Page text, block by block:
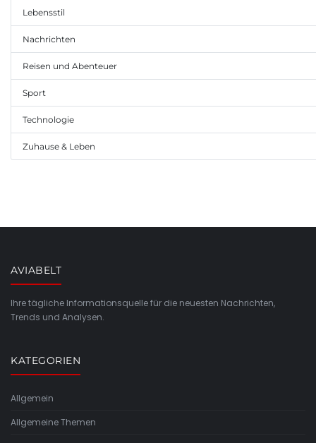
Lebensstil
Nachrichten
Reisen und Abenteuer
Sport
Technologie
Zuhause & Leben
AVIABELT
Ihre tägliche Informationsquelle für die neuesten Nachrichten,
Trends und Analysen.
KATEGORIEN
Allgemein
Allgemeine Themen